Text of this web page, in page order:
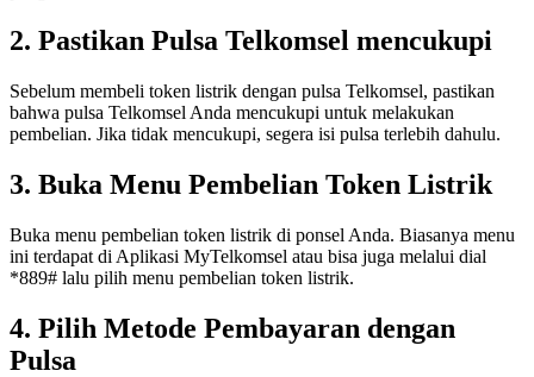
2. Pastikan Pulsa Telkomsel mencukupi
Sebelum membeli token listrik dengan pulsa Telkomsel, pastikan
bahwa pulsa Telkomsel Anda mencukupi untuk melakukan
pembelian. Jika tidak mencukupi, segera isi pulsa terlebih dahulu.
3. Buka Menu Pembelian Token Listrik
Buka menu pembelian token listrik di ponsel Anda. Biasanya menu
ini terdapat di Aplikasi MyTelkomsel atau bisa juga melalui dial
*889# lalu pilih menu pembelian token listrik.
4. Pilih Metode Pembayaran dengan
Pulsa